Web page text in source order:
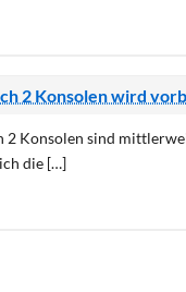
2 Konsolen wird
2 Konsolen sind
die […]